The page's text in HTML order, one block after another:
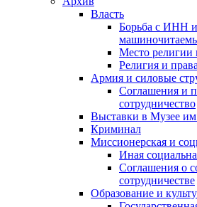
Власть
Борьба с ИНН
Место религии
Религия и
Армия и силовые
Соглашения и
сотрудничество
Выставки в Музее
Криминал
Миссионерская и
Иная
Соглашения о
сотрудничестве
Образование и